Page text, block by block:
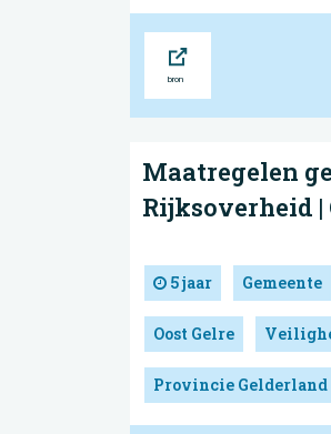
Maatregelen
Rijksoverheid |
5 jaar Gemeente
Oost Gelre
Provincie Gelderland